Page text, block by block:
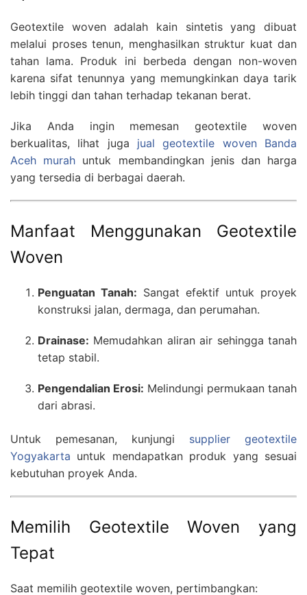
Geotextile woven adalah kain sintetis yang dibuat
melalui proses tenun, menghasilkan struktur kuat dan
tahan lama. Produk ini berbeda dengan non-woven
karena sifat tenunnya yang memungkinkan daya tarik
lebih tinggi dan tahan terhadap tekanan berat.
Jika Anda ingin memesan geotextile woven
berkualitas, lihat juga jual geotextile woven Banda
Aceh murah untuk membandingkan jenis dan harga
yang tersedia di berbagai daerah.
Manfaat Menggunakan Geotextile
Woven
Penguatan Tanah: Sangat efektif untuk proyek
konstruksi jalan, dermaga, dan perumahan.
Drainase: Memudahkan aliran air sehingga tanah
tetap stabil.
Pengendalian Erosi: Melindungi permukaan tanah
dari abrasi.
Untuk pemesanan, kunjungi supplier geotextile
Yogyakarta untuk mendapatkan produk yang sesuai
kebutuhan proyek Anda.
Memilih Geotextile Woven yang
Tepat
Saat memilih geotextile woven, pertimbangkan: